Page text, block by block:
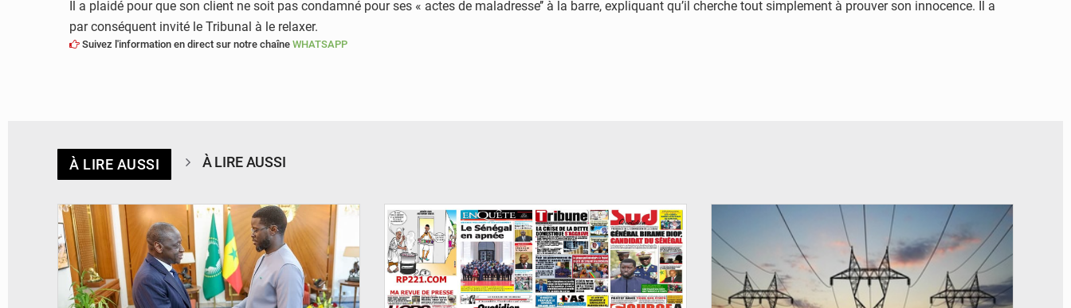
Il a plaidé pour que son client ne soit pas condamné pour ses « actes de maladresse’’ à la barre, expliquant qu’il cherche tout simplement à prouver son innocence. Il a
par conséquent invité le Tribunal à le relaxer.
Suivez l'information en direct sur notre chaîne WHATSAPP
À LIRE AUSSI À LIRE AUSSI